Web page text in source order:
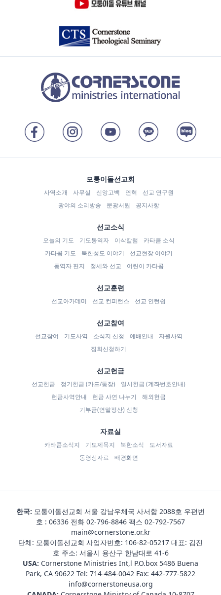
모퉁이돌선교회
사역소개 사무실 신앙고백 연혁
선교 연구원
광야의 소리방송
문광서원 공지사항
선교소식
오늘의 기도 기도동역자 이삭칼럼
카타콤 소식
카타콤 기도
북한성도 이야기
선교현장 이야기
동역자 편지
정세와 선교 어린이 카타콤
선교훈련
선교아카데미 선교 컨퍼런스 선교 인턴쉽
선교참여
선교참여 기도사역 소식지 신청 예배안내
자원사역
집회신청하기
선교헌금
선교헌금 정기헌금 (카드/통장)
일시헌금 (계좌번호안내)
헌금사역안내
헌금 사연 나누기
해외헌금
기부금(연말정산) 신청
자료실
카타콤소식지 기도제목지 북한소식
도서자료
동영상자료
배경화면
한국: 모퉁이돌선교회 서울 강남우체국 사서함 2088호 우편번
호 : 06336 전화 02-796-8846 팩스 02-792-7567
main@cornerstone.or.kr
단체: 모퉁이돌선교회 사업자번호: 106-82-05217 대표: 김진
호 주소: 서울시 용산구 한남대로 41-6
USA: Cornerstone Ministries Int,l P.O.box 5486 Buena
Park, CA 90622 Tel: 714-484-0042 Fax: 442-777-5822
info@cornerstoneusa.org